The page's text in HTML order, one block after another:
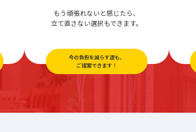
もう頑張れないと感じたら、
立て直さない選択もできます。
今の負担を減らす道も、
ご提案できます！